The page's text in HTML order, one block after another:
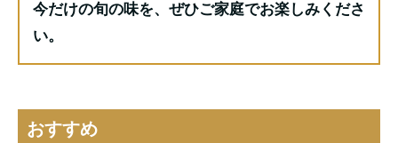
今だけの旬の味を、ぜひご家庭でお楽しみくださ
い。
おすすめ